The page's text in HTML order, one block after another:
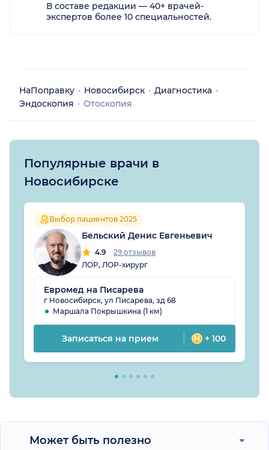
В составе редакции — 40+ врачей-
экспертов более 10 специальностей.
НаПоправку Новосибирск
Диагностика
Эндоскопия
Отоскопия
Популярные врачи в
Новосибирске
Выбор пациентов 2025
Бельский Денис Евгеньевич
4.9
29 отзывов
ЛОР, ЛОР-хирург
Евромед на Писарева
г Новосибирск, ул Писарева, зд 68
Маршала Покрышкина (1 км)
Записаться на прием + 100
Может быть полезно